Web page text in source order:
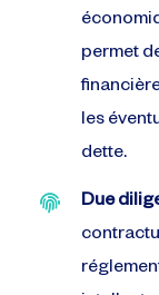
permet
les
dette.
Due